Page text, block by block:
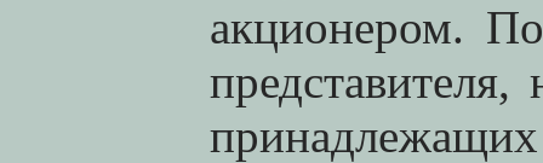
акционером.